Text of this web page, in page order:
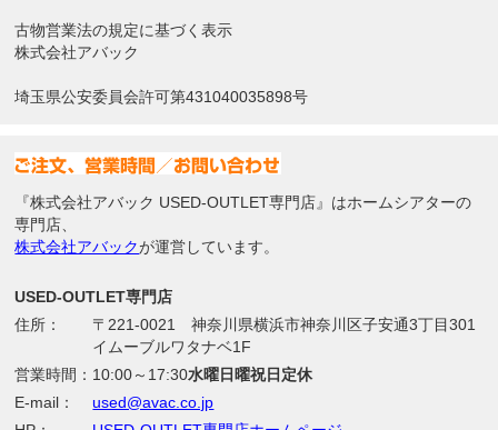
古物営業法の規定に基づく表示
株式会社アバック
埼玉県公安委員会許可第431040035898号
『株式会社アバック USED-OUTLET専門店』はホームシアターの
専門店、
株式会社アバックが運営しています。
USED-OUTLET専門店
住所：
〒221-0021 神奈川県横浜市神奈川区子安通3丁目301
イムーブルワタナベ1F
営業時間： 10:00～17:30水曜日曜祝日定休
E-mail：
used@avac.co.jp